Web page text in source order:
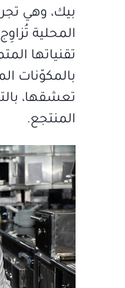
بيك، وهي
المحلية
تقنياتها
بالمكوّنات
تعشقها،
المنتجع.